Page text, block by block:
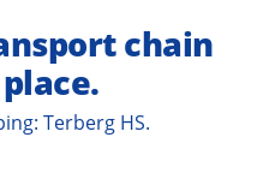
chain
Terberg HS.